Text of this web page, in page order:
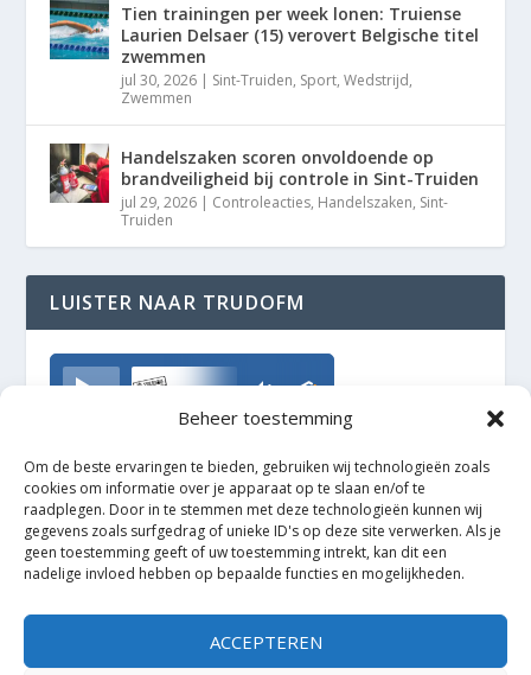
Beheer toestemming
Om de beste ervaringen te bieden, gebruiken wij technologieën zoals
cookies om informatie over je apparaat op te slaan en/of te
raadplegen. Door in te stemmen met deze technologieën kunnen wij
gegevens zoals surfgedrag of unieke ID's op deze site verwerken. Als je
geen toestemming geeft of uw toestemming intrekt, kan dit een
nadelige invloed hebben op bepaalde functies en mogelijkheden.
ACCEPTEREN
Tien trainingen per week lonen: Truiense
Laurien Delsaer (15) verovert Belgische titel
zwemmen
jul 30, 2026 | Sint-Truiden, Sport,Wedstrijd,
Zwemmen
Handelszaken scoren onvoldoende op
brandveiligheid bij controle in Sint-Truiden
jul 29, 2026 | Controleacties, Handelszaken, Sint-
Truiden
LUISTER NAAR TRUDOFM
TrudoFM